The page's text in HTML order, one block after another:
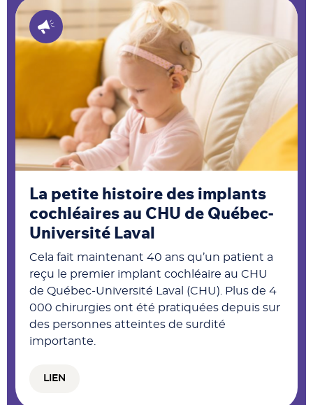
La petite histoire des implants
cochléaires au CHU de Québec-
Université Laval
Cela fait maintenant 40 ans qu’un patient a
reçu le premier implant cochléaire au CHU
de Québec-Université Laval (CHU). Plus de 4
000 chirurgies ont été pratiquées depuis sur
des personnes atteintes de surdité
importante.
LIEN